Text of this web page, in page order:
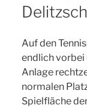
Auf den
endlich vorbei
Anlage
normalen
Spielfläche